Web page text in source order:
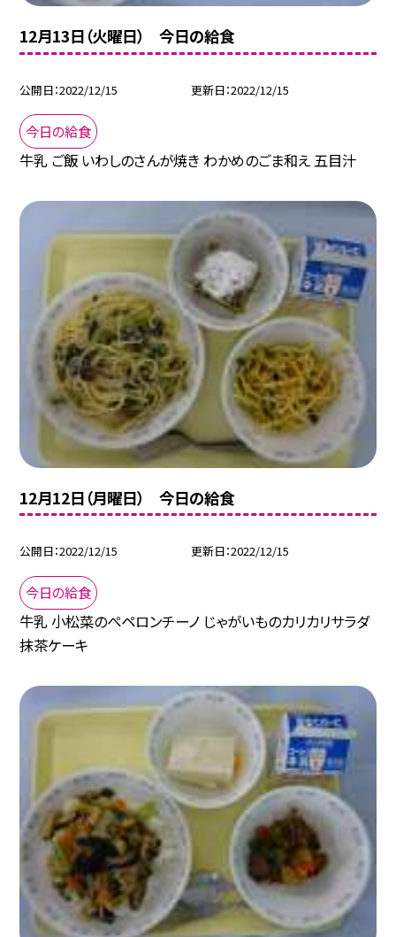
12月13日（火曜日） 今日の給食
公開日 2022/12/15 更新日 2022/12/15
今日の給食
牛乳 ご飯 いわしのさんが焼き わかめのごま和え 五目汁
12月12日（月曜日） 今日の給食
公開日 2022/12/15 更新日 2022/12/15
今日の給食
牛乳 小松菜のぺペロンチーノ じゃがいものカリカリサラダ
抹茶ケーキ